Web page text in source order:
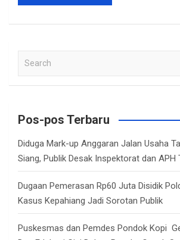
a
c
Pos-pos Terbaru
Diduga Mark-up Anggaran Jalan Usaha
Siang, Publik Desak Inspektorat dan APH
Dugaan Pemerasan Rp60 Juta Disidik
Kasus Kepahiang Jadi Sorotan Publik
Puskesmas dan Pemdes Pondok Kopi